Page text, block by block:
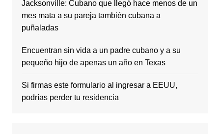
Jacksonville: Cubano que llegó hace menos de un
mes mata a su pareja también cubana a
puñaladas
Encuentran sin vida a un padre cubano y a su
pequeño hijo de apenas un año en Texas
Si firmas este formulario al ingresar a EEUU,
podrías perder tu residencia